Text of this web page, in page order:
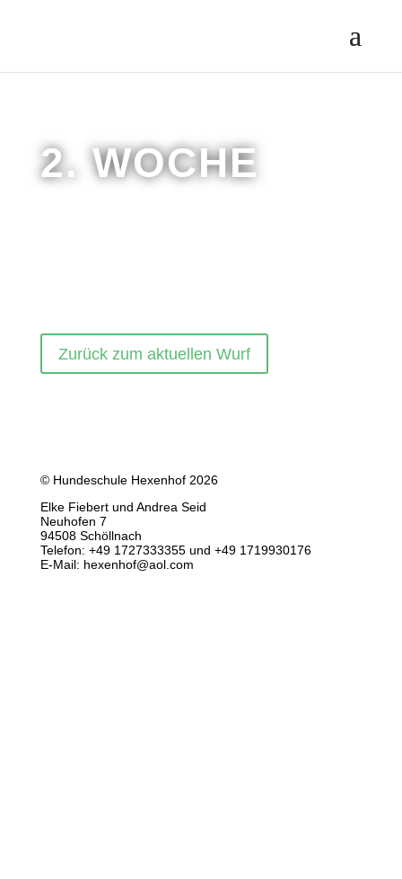
2. WOCHE
Zurück zum aktuellen Wurf
© Hundeschule Hexenhof 2026
Elke Fiebert und Andrea Seid
Neuhofen 7
94508 Schöllnach
Telefon: +49 1727333355 und +49 1719930176
E-Mail: hexenhof@aol.com